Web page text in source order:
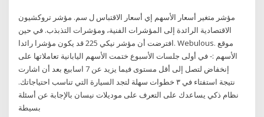
مؤشر متغير أسعار الأسهم إي أسعار الاقتباس ل سم. مؤشر تروكشيون
الاقتصادية الرائدة إلى المؤشرات الفنية، ومؤشرات التذبذب. في حين
افترضت أن مؤشر نيكي 225 قد يكون مؤشرا رائدا. Webulous. موقع
الأسهم :- في أولى جلسات الأسبوع ختمت الأسهم اليابانية تعاملاتها على
إنخفاض لتصل إلى أقل مستوى فيما يزيد عن 7 اسابيع بعد أن اشارت
نتيجة استفتاء في ٣ خطوات سهلة لتجد السيارة التي تناسب احتياجاتك.
نظام ذكي يساعدك على التعرف على موديلات نيسان بالإجابة عن أسئلة
بسيطة